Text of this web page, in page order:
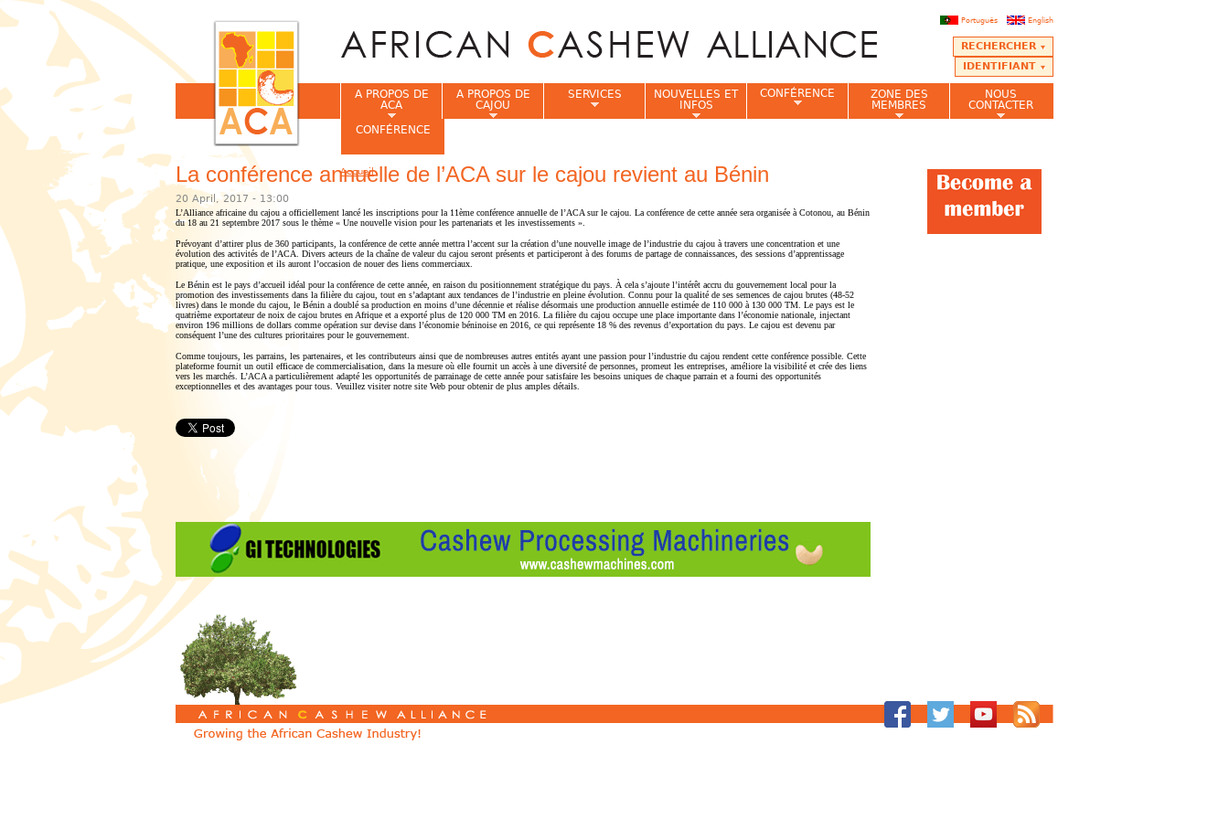
English
Português
RECHERCHER
IDENTIFIANT
La conférence annuelle de l’ACA sur le cajou revient au Bénin
20 April, 2017 - 13:00
L’Alliance africaine du cajou a officiellement lancé les inscriptions pour la 11ème conférence annuelle de l’ACA sur le cajou. La conférence de cette année sera organisée à Cotonou, au Bénin
du 18 au 21 septembre 2017 sous le thème « Une nouvelle vision pour les partenariats et les investissements ».
Prévoyant d’attirer plus de 360 participants, la conférence de cette année mettra l’accent sur la création d’une nouvelle image de l’industrie du cajou à travers une concentration et une
évolution des activités de l’ACA. Divers acteurs de la chaîne de valeur du cajou seront présents et participeront à des forums de partage de connaissances, des sessions d’apprentissage
pratique, une exposition et ils auront l’occasion de nouer des liens commerciaux.
Le Bénin est le pays d’accueil idéal pour la conférence de cette année, en raison du positionnement stratégique du pays. À cela s’ajoute l’intérêt accru du gouvernement local pour la
promotion des investissements dans la filière du cajou, tout en s’adaptant aux tendances de l’industrie en pleine évolution. Connu pour la qualité de ses semences de cajou brutes (48-52
livres) dans le monde du cajou, le Bénin a doublé sa production en moins d’une décennie et réalise désormais une production annuelle estimée de 110 000 à 130 000 TM. Le pays est le
quatrième exportateur de noix de cajou brutes en Afrique et a exporté plus de 120 000 TM en 2016. La filière du cajou occupe une place importante dans l’économie nationale, injectant
environ 196 millions de dollars comme opération sur devise dans l’économie béninoise en 2016, ce qui représente 18 % des revenus d’exportation du pays. Le cajou est devenu par
conséquent l’une des cultures prioritaires pour le gouvernement.
Comme toujours, les parrains, les partenaires, et les contributeurs ainsi que de nombreuses autres entités ayant une passion pour l’industrie du cajou rendent cette conférence possible. Cette
plateforme fournit un outil efficace de commercialisation, dans la mesure où elle fournit un accès à une diversité de personnes, promeut les entreprises, améliore la visibilité et crée des liens
vers les marchés. L’ACA a particulièrement adapté les opportunités de parrainage de cette année pour satisfaire les besoins uniques de chaque parrain et a fourni des opportunités
exceptionnelles et des avantages pour tous. Veuillez visiter notre site Web pour obtenir de plus amples détails.
A PROPOS DE
ACA
A PROPOS DE
CAJOU
SERVICES
NOUVELLES ET
INFOS
CONFÉRENCE
ZONE DES
MEMBRES
NOUS
CONTACTER
CONFÉRENCE
Vous êtes ici
Accueil